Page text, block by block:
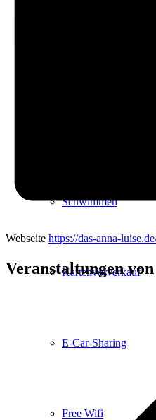
Schwimmen
Kartenvorverkauf
E-Car-Sharing
Free Wifi
Webseite https://das-anna-
Veranstaltungen